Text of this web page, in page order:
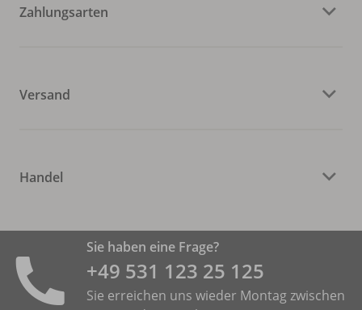
Zahlungsarten
Versand
Handel
Sie haben eine Frage?
+49 531 ­123 25 125
Sie erreichen uns wieder Montag zwischen